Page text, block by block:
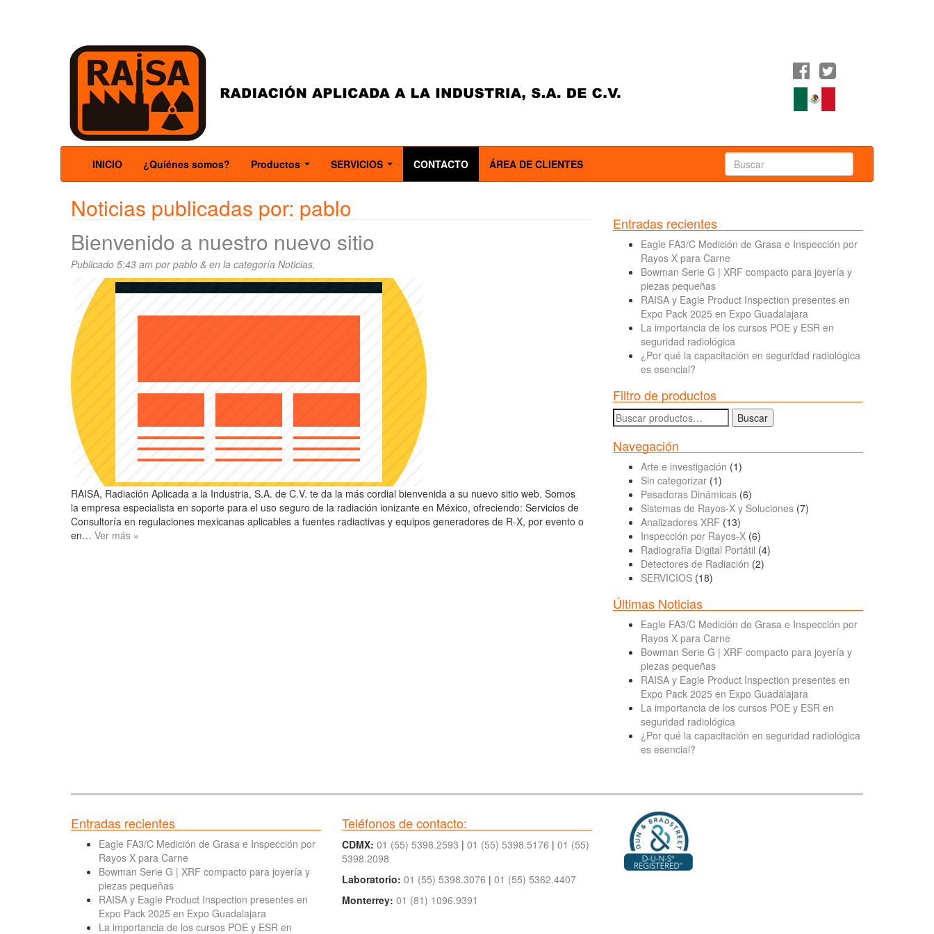
INICIO ¿Quiénes somos? Productos SERVICIOS CONTACTO ÁREA DE CLIENTES
Noticias publicadas por: pablo
Bienvenido a nuestro nuevo sitio
Publicado 5:43 am porpablo & en la categoría Noticias.
RAISA, Radiación Aplicada a la Industria, S.A. de C.V. te da la más cordial bienvenida a su nuevo sitio web. Somos
la empresa especialista en soporte para el uso seguro de la radiación ionizante en México, ofreciendo: Servicios de
Consultoría en regulaciones mexicanas aplicables a fuentes radiactivas y equipos generadores de R-X, por evento o
en… Ver más »
Entradas recientes
Eagle FA3/C Medición de Grasa e Inspección por
Rayos X para Carne
Bowman Serie G | XRF compacto para joyería y
piezas pequeñas
RAISA y Eagle Product Inspection presentes en
Expo Pack 2025 en Expo Guadalajara
La importancia de los cursos POE y ESR en
seguridad radiológica
¿Por qué la capacitación en seguridad radiológica
es esencial?
Filtro de productos
Buscar
por:
Buscar
Navegación
Arte e investigación (1)
Sin categorizar (1)
Pesadoras Dinámicas (6)
Sistemas de Rayos-X y Soluciones (7)
Analizadores XRF (13)
Inspección por Rayos-X (6)
Radiografía Digital Portátil (4)
Detectores de Radiación (2)
SERVICIOS (18)
Últimas Noticias
Eagle FA3/C Medición de Grasa e Inspección por
Rayos X para Carne
Bowman Serie G | XRF compacto para joyería y
piezas pequeñas
RAISA y Eagle Product Inspection presentes en
Expo Pack 2025 en Expo Guadalajara
La importancia de los cursos POE y ESR en
seguridad radiológica
¿Por qué la capacitación en seguridad radiológica
es esencial?
Entradas recientes
Eagle FA3/C Medición de Grasa e Inspección por
Rayos X para Carne
Bowman Serie G | XRF compacto para joyería y
piezas pequeñas
RAISA y Eagle Product Inspection presentes en
Expo Pack 2025 en Expo Guadalajara
La importancia de los cursos POE y ESR en
Teléfonos de contacto:
CDMX: 01 (55) 5398.2593 | 01 (55) 5398.5176 | 01 (55)
5398.2098
Laboratorio: 01 (55) 5398.3076 | 01 (55) 5362.4407
Monterrey: 01 (81) 1096.9391